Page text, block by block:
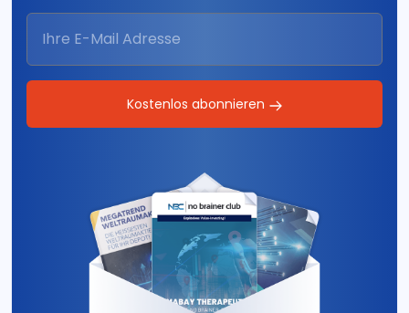
Kostenlos abonnieren